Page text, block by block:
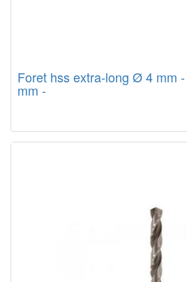
Foret hss extra-long Ø 4 mm
mm -